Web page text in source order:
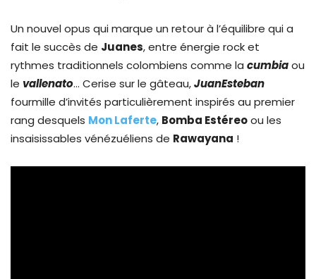
Un nouvel opus qui marque un retour à l’équilibre qui a
fait le succès de Juanes, entre énergie rock et
rythmes traditionnels colombiens comme la cumbiaou
le vallenato… Cerise sur le gâteau,JuanEsteban
fourmille d’invités particulièrement inspirés au premier
rang desquels Mon Laferte, Bomba Estéreoou les
insaisissables vénézuéliens de Rawayana !